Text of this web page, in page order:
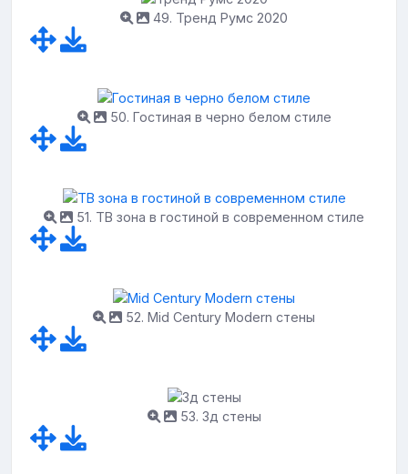
49. Тренд Румс 2020
50. Гостиная в черно белом стиле
51. ТВ зона в гостиной в современном стиле
52. Mid Century Modern стены
53. 3д стены